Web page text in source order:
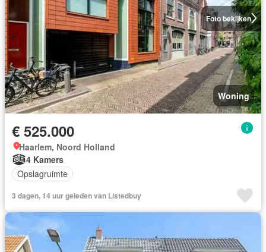
Foto bekijken
Woning
€ 525.000
Haarlem, Noord Holland
4 Kamers
Opslagruimte
3 dagen, 14 uur geleden van Listedbuy